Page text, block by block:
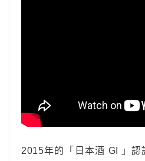
2015年的「日本酒 GI 」